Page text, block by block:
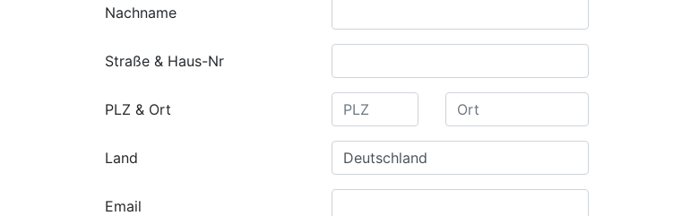
Nachname
Straße & Haus-Nr
PLZ & Ort
Land
Email